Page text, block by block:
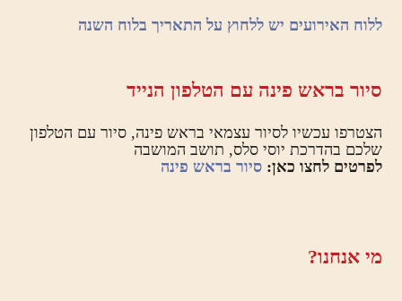
ללוח האירועים יש ללחוץ על התאריך בלוח השנה
סיור בראש פינה עם הטלפון הנייד
הצטרפו עכשיו לסיור עצמאי בראש פינה, סיור עם הטלפון
שלכם בהדרכת יוסי סלס, תושב המושבה
לפרטים לחצו כאן:סיור בראש פינה
מי אנחנו?